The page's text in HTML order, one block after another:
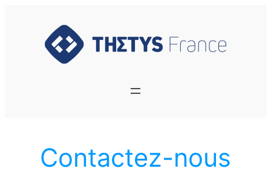
Contactez-nous